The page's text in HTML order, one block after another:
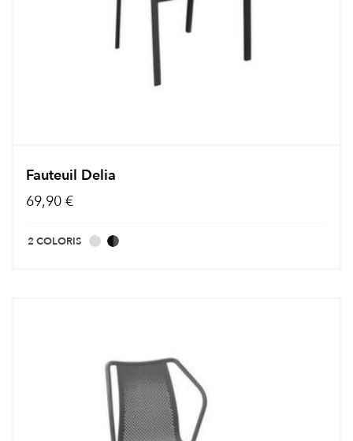
Fauteuil Delia
69,90 €
2 COLORIS